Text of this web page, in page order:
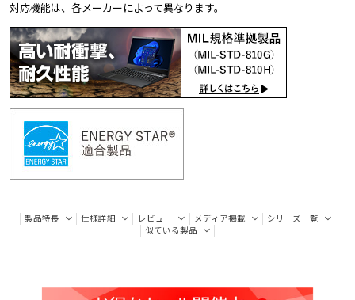
対応機能は、各メーカーによって異なります。
製品特長 仕様詳細 レビュー メディア掲載
シリーズ一覧
似ている製品